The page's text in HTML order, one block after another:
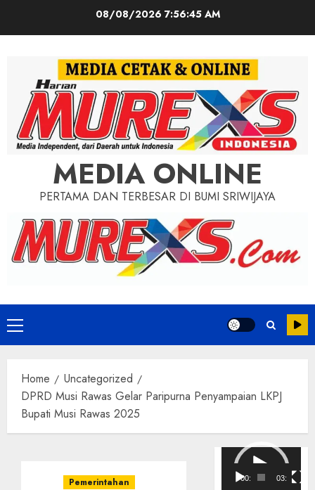
08/08/2026 7:56:46 AM
MEDIA ONLINE
PERTAMA DAN TERBESAR DI BUMI SRIWIJAYA
Primary
Menu
Home
Uncategorized
DPRD Musi Rawas Gelar Paripurna Penyampaian LKPJ
Bupati Musi Rawas 2025
Pemerintahan
Pemutar
Video
00:00 03:08